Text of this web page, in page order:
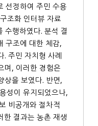
선정하여 주민 수용
조화 인터뷰 자료
수행하였다. 분석 결
구조에 대한 체감,
주민 자치형 사례
며, 이러한 경험은
상을 보였다. 반면,
성이 유지되었으나,
비공개와 절차적
한 결과는 농촌 재생